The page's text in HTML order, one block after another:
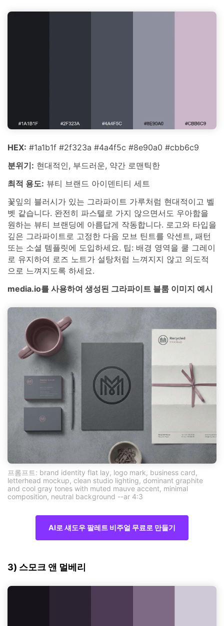
HEX: #1a1b1f #2f323a #4a4f5c #8e90a0 #cbb6c9
분위기: 현대적인, 부드러운, 약간 로맨틱한
최적 용도: 뷰티 브랜드 아이덴티티 세트
꽃잎의 블러시가 있는 그라파이트 가루처럼 현대적이고 벨
벳 같습니다. 완전히 파스텔로 가지 않으면서도 우아함을
원하는 뷰티 브랜딩에 아름답게 작동합니다. 로고와 타입을
깊은 그라파이트로 고정한 다음 모브 틴트를 악센트, 패턴
또는 소셜 템플릿에 도입하세요. 팁: 배경 영역을 쿨 그레이
로 유지하여 로즈 노트가 설탕처럼 느껴지지 않고 의도적
으로 느껴지도록 하세요.
media.io를 사용하여 생성된 그라파이트 블룸 이미지 예시
프롬프트: brand identity flat lay, logo mark, business card,
letterhead mockup, clean studio lighting, dominant graphite
and cool gray tones with muted mauve accent, minimal
composition, neutral background --ar 4:3
AI로 섀도우 팔레트 비주얼 무료로 만들기
3) 스모크 앤 멀베리